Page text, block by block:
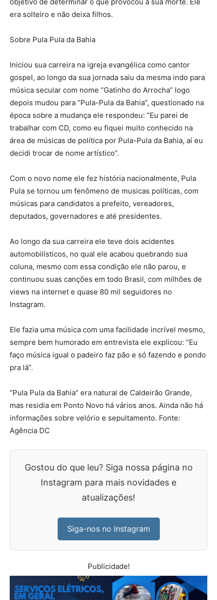
era solteiro e não deixa filhos.
Sobre Pula Pula da Bahia
Iniciou sua carreira na igreja evangélica como cantor
gospel, ao longo da sua jornada saiu da mesma indo para
música secular com nome “Gatinho do Arrocha” logo
depois mudou para “Pula-Pula da Bahia”, questionado na
época sobre a mudança ele respondeu: “Eu parei de
trabalhar com CD, como eu fiquei muito conhecido na
área de músicas de política por Pula-Pula da Bahia, aí eu
decidi trocar de nome artístico”.
Com o novo nome ele fez história nacionalmente, Pula
Pula se tornou um fenômeno de musicas políticas, com
músicas para candidatos a prefeito, vereadores,
deputados, governadores e até presidentes.
Ao longo da sua carreira ele teve dois acidentes
automobilísticos, no qual ele acabou quebrando sua
coluna, mesmo com essa condição ele não parou, e
continuou suas canções em todo Brasil, com milhões de
views na internet e quase 80 mil seguidores no
Instagram.
Ele fazia uma música com uma facilidade incrível mesmo,
sempre bem humorado em entrevista ele explicou: “Eu
faço música igual o padeiro faz pão e só fazendo e pondo
pra lá”.
“Pula Pula da Bahia” era natural de Caldeirão Grande,
mas residia em Ponto Novo há vários anos. Ainda não há
informações sobre velório e sepultamento. Fonte:
Agência DC
Gostou do que leu? Siga nossa página no
Instagram para mais novidades e
atualizações!
Siga-nos no Instagram
Publicidade!